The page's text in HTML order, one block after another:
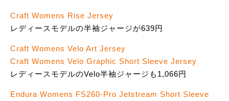
Craft Womens Rise Jersey
レディースモデルの半袖ジャージが639円
Craft Womens Velo Art Jersey
Craft Womens Velo Graphic Short Sleeve Jersey
レディースモデルのVelo半袖ジャージも1,066円
Endura Womens FS260-Pro Jetstream Short Sleeve